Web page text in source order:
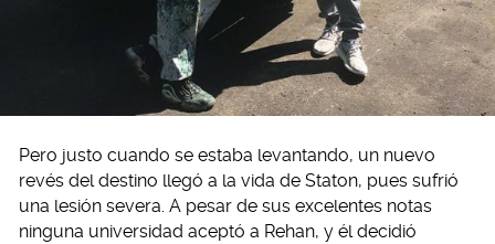
Pero justo cuando se estaba levantando, un nuevo
revés del destino llegó a la vida de Staton, pues sufrió
una lesión severa. A pesar de sus excelentes notas
ninguna universidad aceptó a Rehan, y él decidió